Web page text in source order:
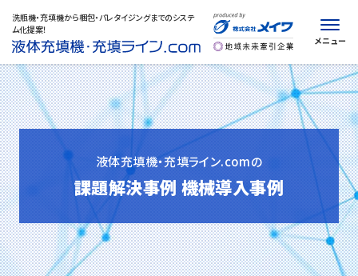
選ばれる理由
私たちが提供するサービス
機械選定ナビ
洗瓶機・充填機から梱包・パレタイジングまでのシステ
ム化提案！
メニュー
液体充填機・充填ライン.comの
課題解決事例 機械導入事例